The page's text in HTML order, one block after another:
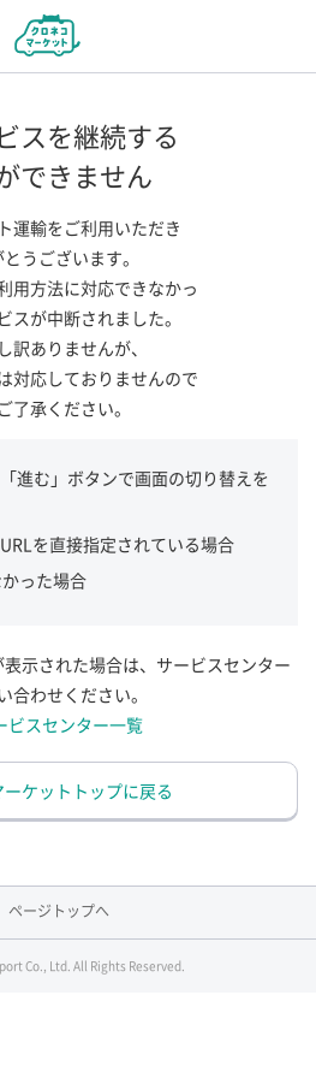
スを継続する
できません
運輸をご利用いただき
うございます。
用方法に対応できなかっ
スが中断されました。
訳ありませんが、
対応しておりませんので
了承ください。
進む」ボタンで画面の切り替えを
を直接指定されている場合
った場合
示された場合は、サービスセンター
合わせください。
ビスセンター一覧
ケットトップに戻る
ページトップへ
Co., Ltd. All Rights Reserved.